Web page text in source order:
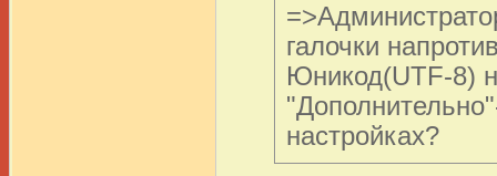
галочки
Юникод(UTF-8)
настройках?